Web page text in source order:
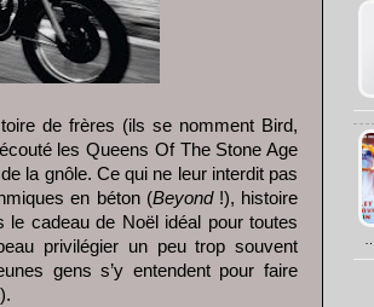
de frères (ils se nomment Bird,
les Queens Of The Stone Age
la gnôle. Ce qui ne leur interdit pas
en béton (Beyond!), histoire
le cadeau de Noël idéal pour toutes
privilégier un peu trop souvent
gens s’y entendent pour faire
).